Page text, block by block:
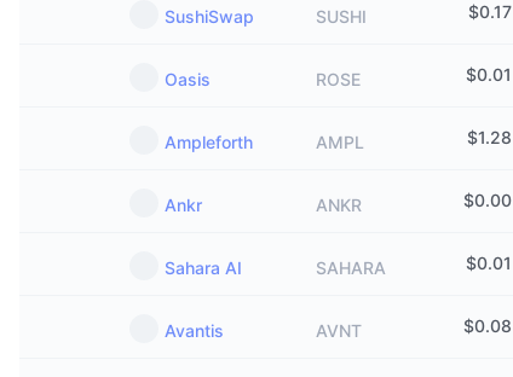
SushiSwap SUSHI $0.17
Oasis ROSE $0.01
Ampleforth AMPL $1.28
Ankr ANKR $0.00
Sahara AI SAHARA $0.01
Avantis AVNT $0.08